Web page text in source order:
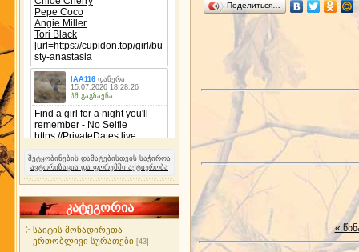
შეტყობინების დამატებისთვის საჭიროა
ავტორიზაცია და ფორუმში აქტიურობა
კატეგორია
საიტის მონადირეთა
ერთობლივი სურათები [43]
Поделиться…
«